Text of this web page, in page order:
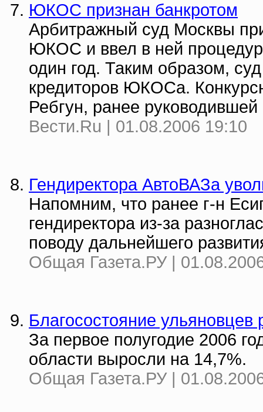
ЮКОС признан банкротом
Арбитражный суд Москвы
ЮКОС и ввел в ней
один год. Таким образом,
кредиторов ЮКОСа.
Ребгун, ранее
Вести.Ru | 01.08.2006 19:10
Гендиректора АвтоВАЗа
Напомним, что ранее г-н
гендиректора из-за
поводу дальнейшего
Общая Газета.РУ |
Благосостояние ульяновцев
За первое полугодие 2006
области выросли на 14,7%.
Общая Газета.РУ |